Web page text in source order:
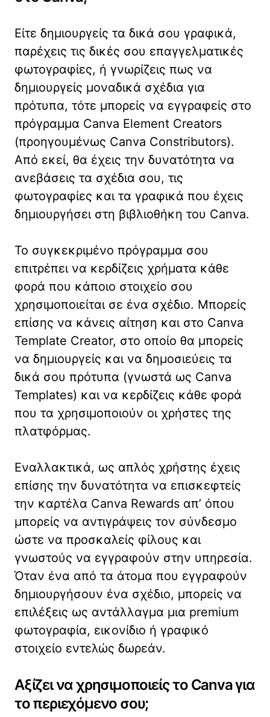
Είτε δημιουργείς τα δικά σου γραφικά,
παρέχεις τις δικές σου επαγγελματικές
φωτογραφίες, ή γνωρίζεις πως να
δημιουργείς μοναδικά σχέδια για
πρότυπα, τότε μπορείς να εγγραφείς στο
πρόγραμμα Canva Element Creators
(προηγουμένως Canva Constributors).
Από εκεί, θα έχεις την δυνατότητα να
ανεβάσεις τα σχέδια σου, τις
φωτογραφίες και τα γραφικά που έχεις
δημιουργήσει στη βιβλιοθήκη του Canva.
Το συγκεκριμένο πρόγραμμα σου
επιτρέπει να κερδίζεις χρήματα κάθε
φορά που κάποιο στοιχείο σου
χρησιμοποιείται σε ένα σχέδιο. Μπορείς
επίσης να κάνεις αίτηση και στο Canva
Template Creator, στο οποίο θα μπορείς
να δημιουργείς και να δημοσιεύεις τα
δικά σου πρότυπα (γνωστά ως Canva
Templates) και να κερδίζεις κάθε φορά
που τα χρησιμοποιούν οι χρήστες της
πλατφόρμας.
Εναλλακτικά, ως απλός χρήστης έχεις
επίσης την δυνατότητα να επισκεφτείς
την καρτέλα Canva Rewards απ’ όπου
μπορείς να αντιγράψεις τον σύνδεσμο
ώστε να προσκαλείς φίλους και
γνωστούς να εγγραφούν στην υπηρεσία.
Όταν ένα από τα άτομα που εγγραφούν
δημιουργήσουν ένα σχέδιο, μπορείς να
επιλέξεις ως αντάλλαγμα μια premium
φωτογραφία, εικονίδιο ή γραφικό
στοιχείο εντελώς δωρεάν.
Αξίζει να χρησιμοποιείς το Canva για
το περιεχόμενο σου;